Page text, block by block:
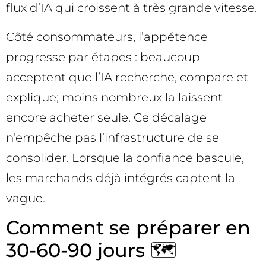
flux d’IA qui croissent à très grande vitesse.
Côté consommateurs, l’appétence
progresse par étapes : beaucoup
acceptent que l’IA recherche, compare et
explique; moins nombreux la laissent
encore acheter seule. Ce décalage
n’empêche pas l’infrastructure de se
consolider. Lorsque la confiance bascule,
les marchands déjà intégrés captent la
vague.
Comment se préparer en
30-60-90 jours 🗺️